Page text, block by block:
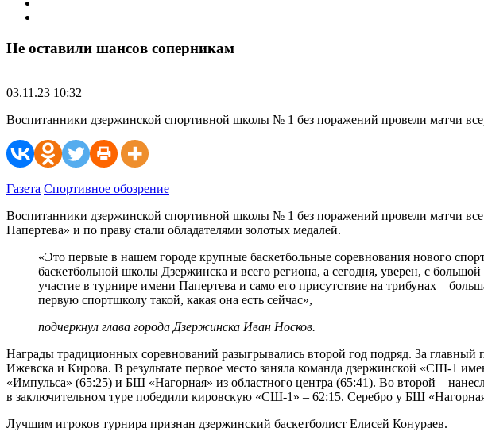
Не оставили шансов соперникам
03.11.23 10:32
Воспитанники дзержинской спортивной школы № 1 без поражений провели матчи
Газета Спортивное обозрение
Воспитанники дзержинской спортивной школы № 1 без поражений провели матчи
Папертева» и по праву стали обладателями золотых медалей.
«Это первые в нашем городе крупные баскетбольные соревнования нового
баскетбольной школы Дзержинска и всего региона, а сегодня, уверен, с
участие в турнире имени Папертева и само его присутствие на трибунах –
первую спортшколу такой, какая она есть сейчас»,
подчеркнул глава города Дзержинска Иван Носков.
Награды традиционных соревнований разыгрывались второй год подряд. За
Ижевска и Кирова. В результате первое место заняла команда дзержинской «СШ-1
«Импульса» (65:25) и БШ «Нагорная» из областного центра (65:41). Во второй –
в заключительном туре победили кировскую «СШ-1» – 62:15. Серебро у БШ
Лучшим игроков турнира признан дзержинский баскетболист Елисей Конураев.